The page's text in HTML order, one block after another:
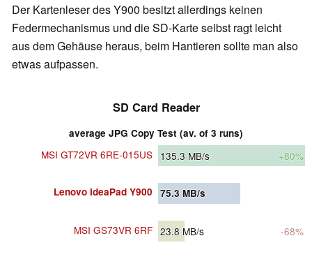
Der Kartenleser des Y900 besitzt allerdings keinen
Federmechanismus und die SD-Karte selbst ragt leicht
aus dem Gehäuse heraus, beim Hantieren sollte man also
etwas aufpassen.
SD Card Reader
average JPG Copy Test (av. of 3 runs)
MSI GT72VR 6RE-015US 135.3 MB/s +80%
Lenovo IdeaPad Y900 75.3 MB/s
MSI GS73VR 6RF 23.8 MB/s -68%